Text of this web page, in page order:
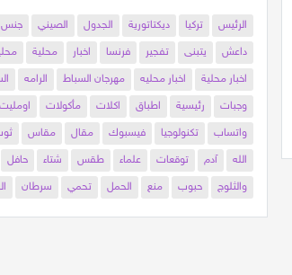
الرئيس تركيا ديكتاتورية الجدول الصيني جنس
داعش
يتبنى تفجير فرنسا اخبار محلية
اخبار محلية
اخبار محليه مهرجان السباط الرامه
وجبات
رئيسية اطباق اكلات مأكولات اومليت
واتساب
تكنولوجيا فيسبوك مقال مقاس
الله
آدم توقعات علماء طقس شتاء حافل
والثلوج
حبوب منع الحمل تحمي سرطان